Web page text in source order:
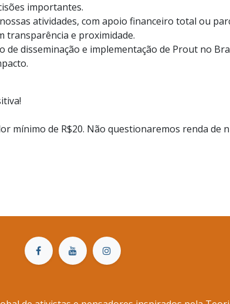
importantes.
atividades, com apoio financeiro total ou
transparência e proximidade.
disseminação e implementação de Prout no
mínimo de R$20. Não questionaremos renda de